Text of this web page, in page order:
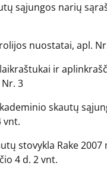
sąjungos narių
nuostatai, apl.
ir
3
skautų
vnt.
stovykla Rake 2007
4 d. 2 vnt.